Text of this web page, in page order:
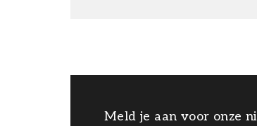
Meld je aan voor onze